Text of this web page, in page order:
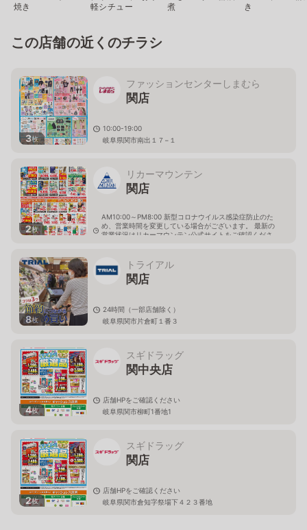
焼き
軽シチュー
煮
き
この店舗の近くのチラシ
3枚
ファッションセンターしまむら
関店
10:00-19:00
岐阜県関市南出１７−１
2枚
リカーマウンテン
関店
AM10:00～PM8:00 新型コロナウイルス感染症防止のた
め、営業時間を変更している場合がございます。 最新の
営業状況はリカーマウンテン公式サイトをご確認くださ
8枚
トライアル
関店
24時間（一部店舗除く）
岐阜県関市片倉町１番３
4枚
スギドラッグ
関中央店
店舗HPをご確認ください
岐阜県関市柳町1番地1
2枚
スギドラッグ
関店
店舗HPをご確認ください
岐阜県関市倉知字祭場下４２３番地